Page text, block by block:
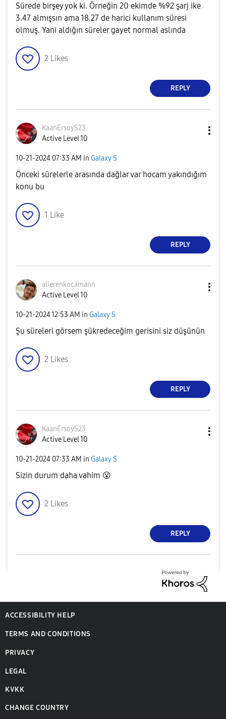
Sürede birşey yok ki. Örneğin 20 ekimde %92 şarj ike
3.47 almışsın ama 18.27 de harici kullanım süresi
olmuş. Yani aldığın süreler gayet normal aslında
2 Likes
REPLY
KaanErsoyS23
Active Level 10
‎10-21-2024 07:33 AM in Galaxy S
Önceki sürelerle arasında dağlar var hocam yakındığım
konu bu
1 Like
REPLY
alierenkocamann
Active Level 10
‎10-21-202412:53 AM in Galaxy S
Şu süreleri görsem şükredeceğim gerisini siz düşünün
2 Likes
REPLY
KaanErsoyS23
Active Level 10
‎10-21-2024 07:33 AM in Galaxy S
Sizin durum daha vahim 😮
2 Likes
REPLY
ACCESSIBILITY HELP
TERMS AND CONDITIONS
PRIVACY
LEGAL
KVKK
CHANGE COUNTRY